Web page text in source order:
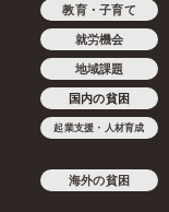
教育・子育て
就労機会
地域課題
国内の貧困
起業支援・人材育成
海外の貧困